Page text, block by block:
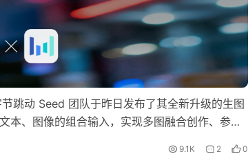
跳动 Seed 团队于昨日发布了其全新升级的生图
、图像的组合输入，实现多图融合创作、参考
9.1K 2 0